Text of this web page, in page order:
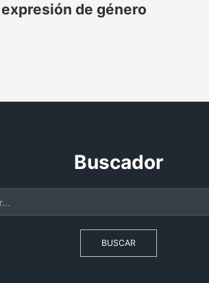
de género
Buscador
BUSCAR